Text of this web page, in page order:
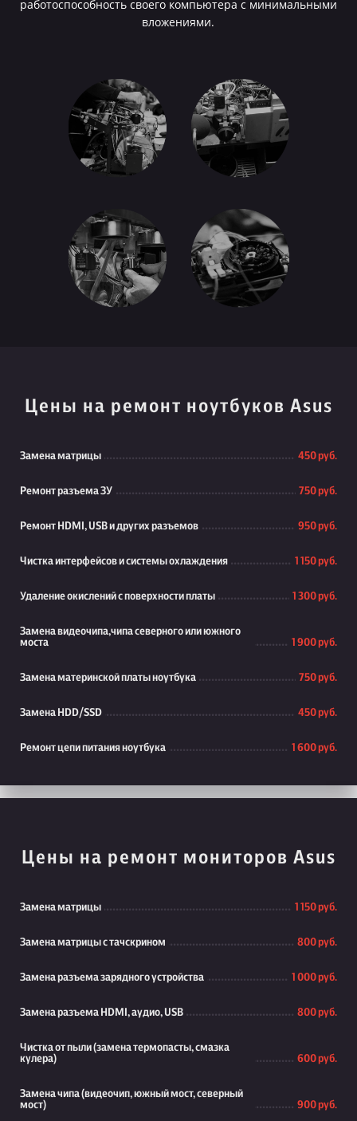
работоспособность своего компьютера с минимальными
вложениями.
Цены на ремонт ноутбуков Asus
Замена матрицы 450 руб.
Ремонт разъема ЗУ 750 руб.
Ремонт HDMI, USB и других разъемов 950 руб.
Чистка интерфейсов и системы охлаждения 1 150 руб.
Удаление окислений с поверхности платы 1 300 руб.
Замена видеочипа,чипа северного или южного
моста
1 900 руб.
Замена материнской платы ноутбука 750 руб.
Замена HDD/SSD 450 руб.
Ремонт цепи питания ноутбука 1 600 руб.
Цены на ремонт мониторов Asus
Замена матрицы 1 150 руб.
Замена матрицы с тачскрином 800 руб.
Замена разъема зарядного устройства 1 000 руб.
Замена разъема HDMI, аудио, USB 800 руб.
Чистка от пыли (замена термопасты, смазка
кулера)
600 руб.
Замена чипа (видеочип, южный мост, северный
мост)
900 руб.